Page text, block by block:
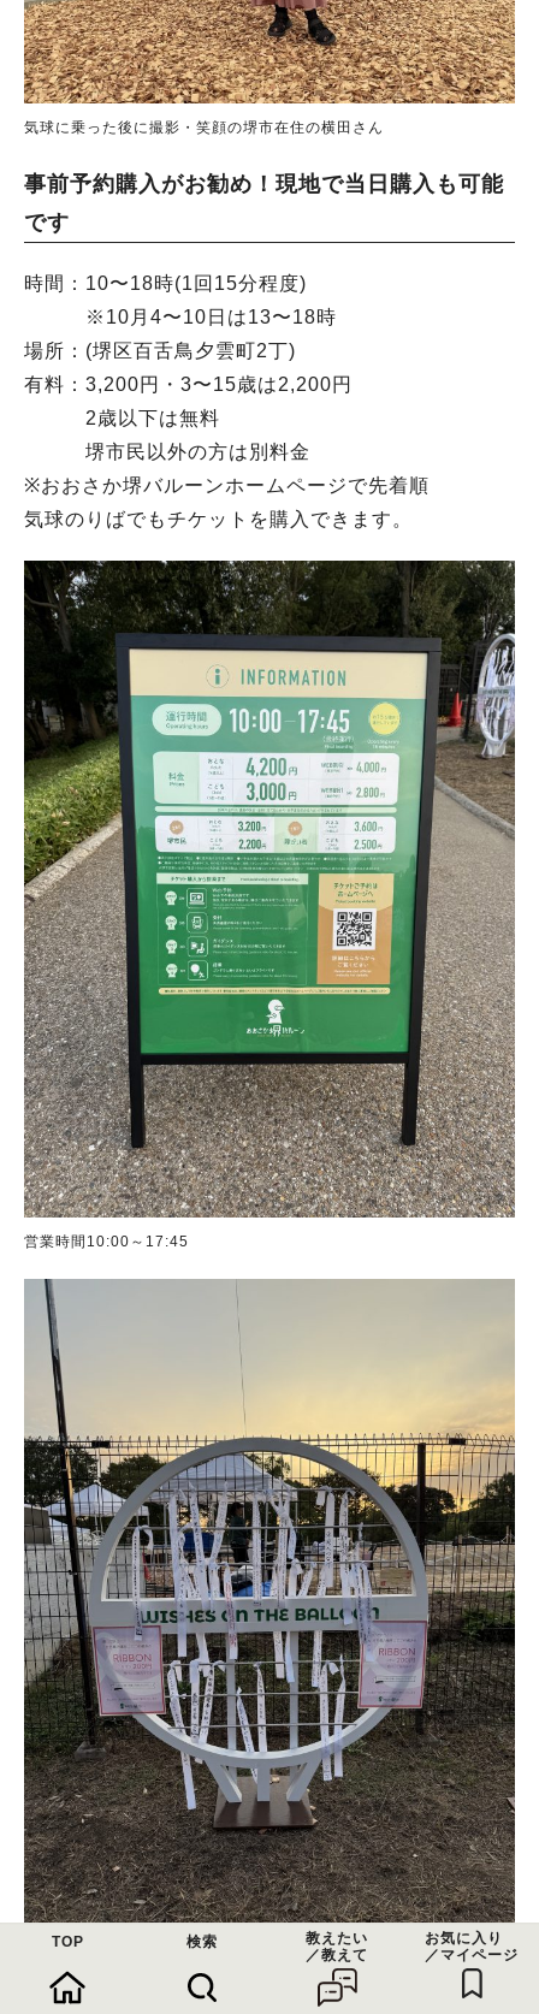
気球に乗った後に撮影・笑顔の堺市在住の横田さん
事前予約購入がお勧め！現地で当日購入も可能
です
時間：10〜18時(1回15分程度)
※10月4〜10日は13〜18時
場所：(堺区百舌鳥夕雲町2丁)
有料：3,200円・3〜15歳は2,200円
2歳以下は無料
堺市民以外の方は別料金
※おおさか堺バルーンホームページで先着順
気球のりばでもチケットを購入できます。
営業時間10:00～17:45
願いが叶う！？ RIBBON リボン200円
TOP 検索
教えたい
／教えて
お気に入り
／マイページ